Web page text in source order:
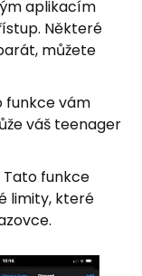
aplikacím
Některé
můžete
funkce vám
váš teenager
Tato funkce
limity, které